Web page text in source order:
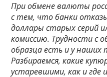
При обмене валюты
с тем, что банки
доллары старых серий
комиссию. Трудности с
образца есть и у наших
Разбираемся, какие
устаревшими, как и где